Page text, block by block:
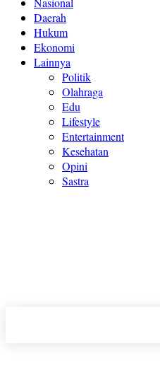
Daerah
Hukum
Ekonomi
Lainnya
Politik
Olahraga
Edu
Lifestyle
Entertainment
Kesehatan
Opini
Sastra